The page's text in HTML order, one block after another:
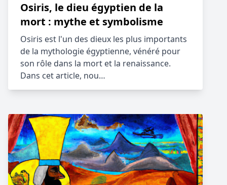
Osiris, le dieu égyptien de la
mort : mythe et symbolisme
Osiris est l'un des dieux les plus importants
de la mythologie égyptienne, vénéré pour
son rôle dans la mort et la renaissance.
Dans cet article, nou…